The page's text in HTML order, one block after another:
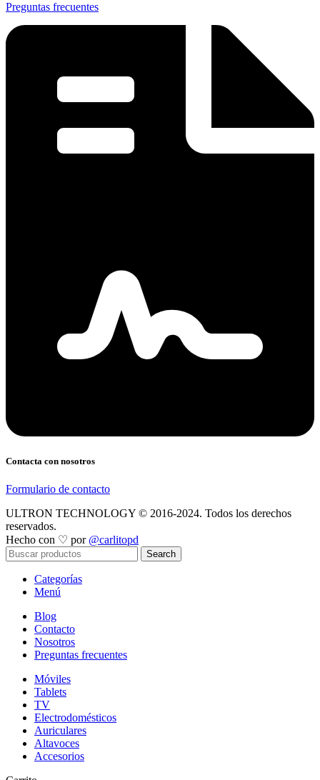
Preguntas frecuentes
Contacta con nosotros
Formulario de contacto
ULTRON TECHNOLOGY © 2016-2024. Todos los derechos
reservados.
Hecho con ♡ por @carlitopd
Search
Categorías
Menú
Blog
Contacto
Nosotros
Preguntas frecuentes
Móviles
Tablets
TV
Electrodomésticos
Auriculares
Altavoces
Accesorios